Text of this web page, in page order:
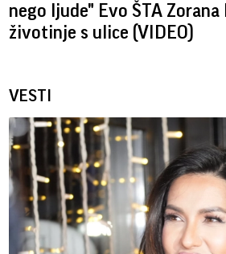
nego ljude" Evo ŠTA Zorana
životinje s ulice (VIDEO)
VESTI